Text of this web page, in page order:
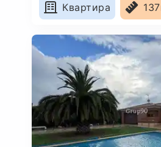
Квартира